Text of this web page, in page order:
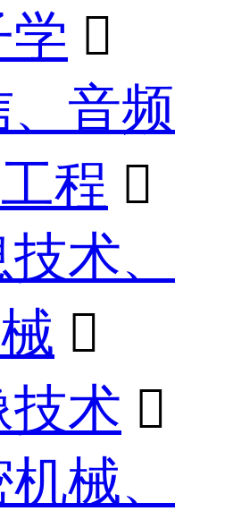
学 
、音频
程 
术、

技术 
械、